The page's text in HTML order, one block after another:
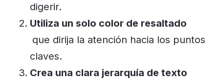
digerir.
Utiliza un solo color de resaltado
que dirija la atención hacia los puntos
claves.
Crea una clara jerarquía de texto